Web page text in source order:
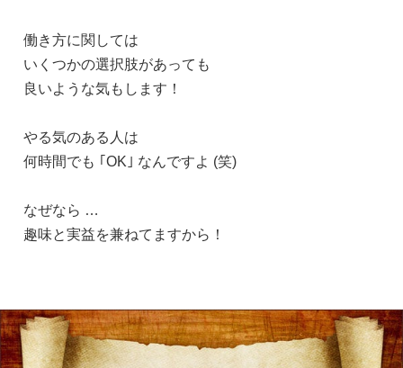
働き方に関しては
いくつかの選択肢があっても
良いような気もします！
やる気のある人は
何時間でも ｢OK｣ なんですよ (笑)
なぜなら …
趣味と実益を兼ねてますから！